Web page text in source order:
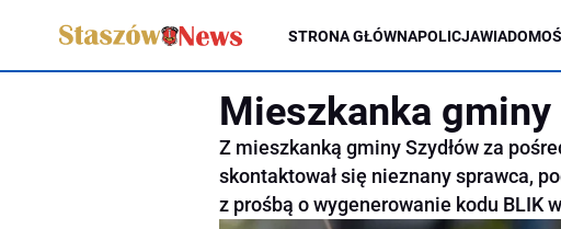
STRONA GŁÓWNAPOLICJA
Mieszkanka gminy
Z mieszkanką gminy Szydłów za
skontaktował się nieznany sprawca,
z prośbą o wygenerowanie kodu BLIK